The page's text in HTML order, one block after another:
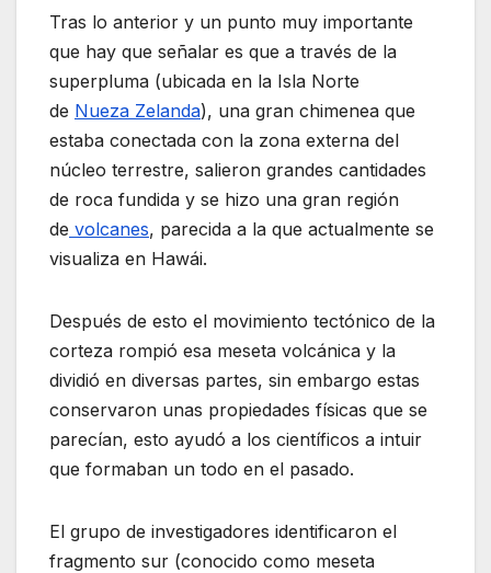
Tras lo anterior y un punto muy importante
que hay que señalar es que a través de la
superpluma (ubicada en la Isla Norte
de Nueza Zelanda), una gran chimenea que
estaba conectada con la zona externa del
núcleo terrestre, salieron grandes cantidades
de roca fundida y se hizo una gran región
de volcanes, parecida a la que actualmente se
visualiza en Hawái.
Después de esto el movimiento tectónico de la
corteza rompió esa meseta volcánica y la
dividió en diversas partes, sin embargo estas
conservaron unas propiedades físicas que se
parecían, esto ayudó a los científicos a intuir
que formaban un todo en el pasado.
El grupo de investigadores identificaron el
fragmento sur (conocido como meseta